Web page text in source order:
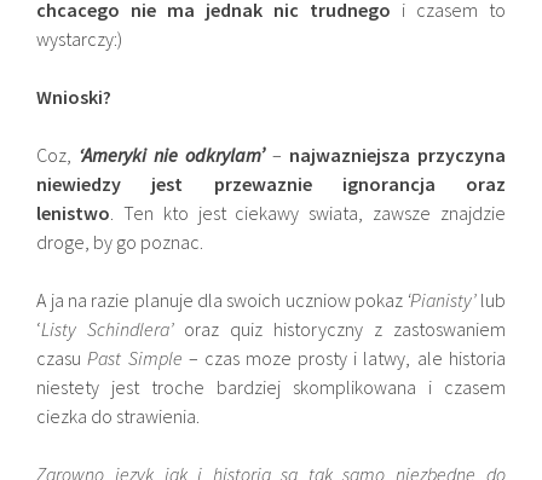
chcacego nie ma jednak nic trudnego i czasem to
wystarczy:)
Wnioski?
Coz, ‘Ameryki nie odkrylam’ – najwazniejsza przyczyna
niewiedzy jest przewaznie ignorancja oraz
lenistwo. Ten kto jest ciekawy swiata, zawsze znajdzie
droge, by go poznac.
A ja na razie planuje dla swoich uczniow pokaz ‘Pianisty’lub
‘Listy Schindlera’oraz quiz historyczny z zastoswaniem
czasuPast Simple – czas moze prosty i latwy, ale historia
niestety jest troche bardziej skomplikowana i czasem
ciezka do strawienia.
Zarowno jezyk jak i historia sa tak samo niezbedne do